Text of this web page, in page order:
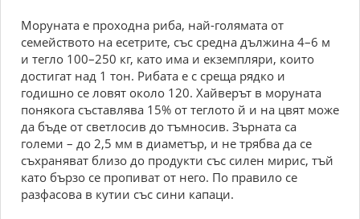
Моруната е проходна риба, най-голямата от
семейството на есетрите, със средна дължина 4–6 м
и тегло 100–250 кг, като има и екземпляри, които
достигат над 1 тон. Рибата е с среща рядко и
годишно се ловят около 120. Хайверът в моруната
понякога съставлява 15% от теглото й и на цвят може
да бъде от светлосив до тъмносив. Зърната са
големи – до 2,5 мм в диаметър, и не трябва да се
съхраняват близо до продукти със силен мирис, тъй
като бързо се пропиват от него. По правило се
разфасова в кутии със сини капаци.